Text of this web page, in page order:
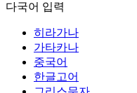
다국어 입력
히라가나
가타카나
중국어
한글고어